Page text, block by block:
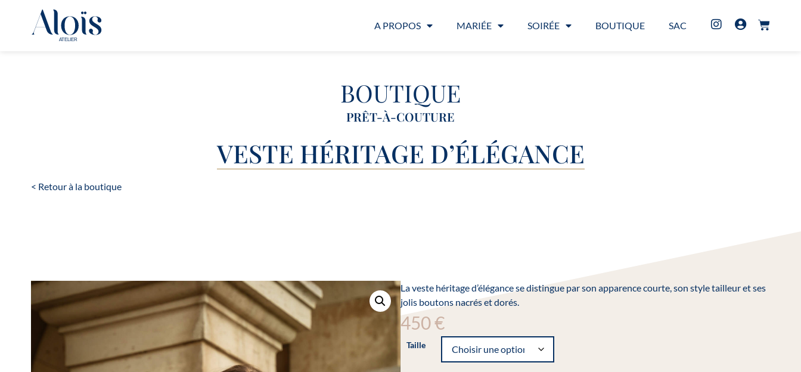
A PROPOS MARIÉE SOIRÉE BOUTIQUE SAC
BOUTIQUE
PRÊT-À-COUTURE
VESTE HÉRITAGE D’ÉLÉGANCE
< Retour à la boutique
La veste héritage d’élégance se distingue par son apparence courte, son style tailleur et ses
jolis boutons nacrés et dorés.
450€
Taille